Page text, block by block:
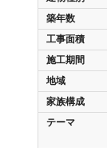
築年数
工事面積
施工期間
地域
家族構成
テーマ